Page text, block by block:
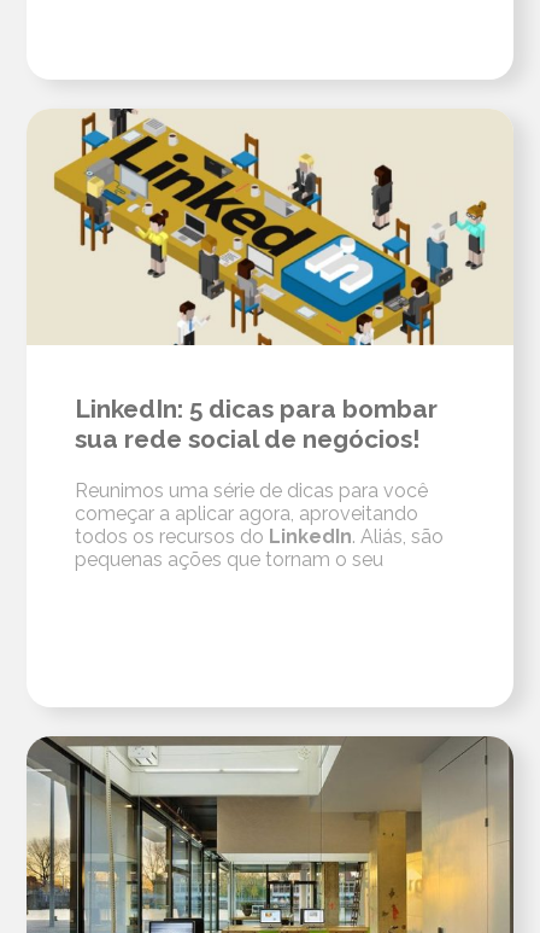
LinkedIn: 5 dicas para bombar
sua rede social de negócios!
Reunimos uma série de dicas para você
começar a aplicar agora, aproveitando
todos os recursos do LinkedIn. Aliás, são
pequenas ações que tornam o seu